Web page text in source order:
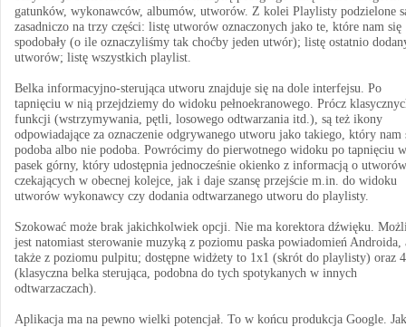
gatunków, wykonawców, albumów, utworów. Z kolei Playlisty podzielone
zasadniczo na trzy części: listę utworów oznaczonych jako te, które nam się
spodobały (o ile oznaczyliśmy tak choćby jeden utwór); listę ostatnio
utworów; listę wszystkich playlist.
Belka informacyjno-sterująca utworu znajduje się na dole interfejsu. Po
tapnięciu w nią przejdziemy do widoku pełnoekranowego. Prócz
funkcji (wstrzymywania, pętli, losowego odtwarzania itd.), są też ikony
odpowiadające za oznaczenie odgrywanego utworu jako takiego, który nam
podoba albo nie podoba. Powrócimy do pierwotnego widoku po tapnięciu w
pasek górny, który udostępnia jednocześnie okienko z informacją o utworów
czekających w obecnej kolejce, jak i daje szansę przejście m.in. do widoku
utworów wykonawcy czy dodania odtwarzanego utworu do playlisty.
Szokować może brak jakichkolwiek opcji. Nie ma korektora dźwięku.
jest natomiast sterowanie muzyką z poziomu paska powiadomień Androida,
także z poziomu pulpitu; dostępne widżety to 1x1 (skrót do playlisty) oraz
(klasyczna belka sterująca, podobna do tych spotykanych w innych
odtwarzaczach).
Aplikacja ma na pewno wielki potencjał. To w końcu produkcja Google.